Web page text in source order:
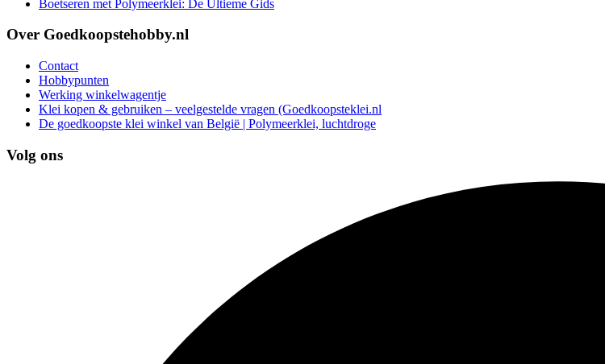
Boetseren met Polymeerklei: De Ultieme Gids
Over Goedkoopstehobby.nl
Contact
Hobbypunten
Werking winkelwagentje
Klei kopen & gebruiken – veelgestelde vragen (Goedkoopsteklei.nl
De goedkoopste klei winkel van België | Polymeerklei, luchtdroge
Volg ons